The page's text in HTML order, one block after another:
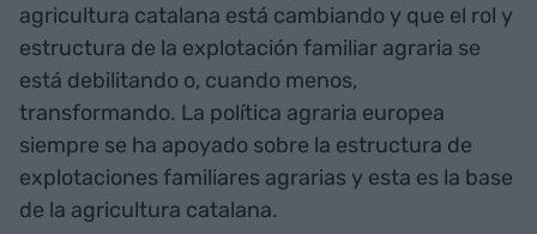
agricultura catalana está cambiando y que el rol y
estructura de la explotación familiar agraria se
está debilitando o, cuando menos,
transformando. La política agraria europea
siempre se ha apoyado sobre la estructura de
explotaciones familiares agrarias y esta es la base
de la agricultura catalana.